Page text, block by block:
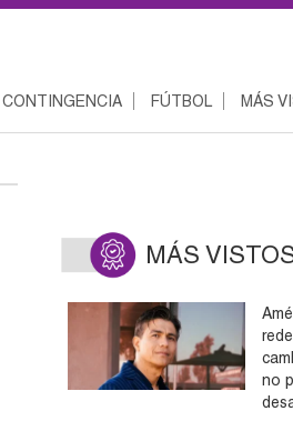
CONTINGENCIA FÚTBOL MÁS
MÁS
no